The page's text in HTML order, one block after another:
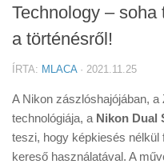
Tanácsok
Érdekességek
Technology –
a történésről!
ÍRTA: MLACA· 2021.11.25
A Nikon zászlóshajójában,
technológiája, a Nikon Dual
teszi, hogy képkiesés
kereső használatával. A